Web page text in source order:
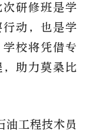
研修班是学
动，也是学
校将凭借专
助力莫桑比
油工程技术员